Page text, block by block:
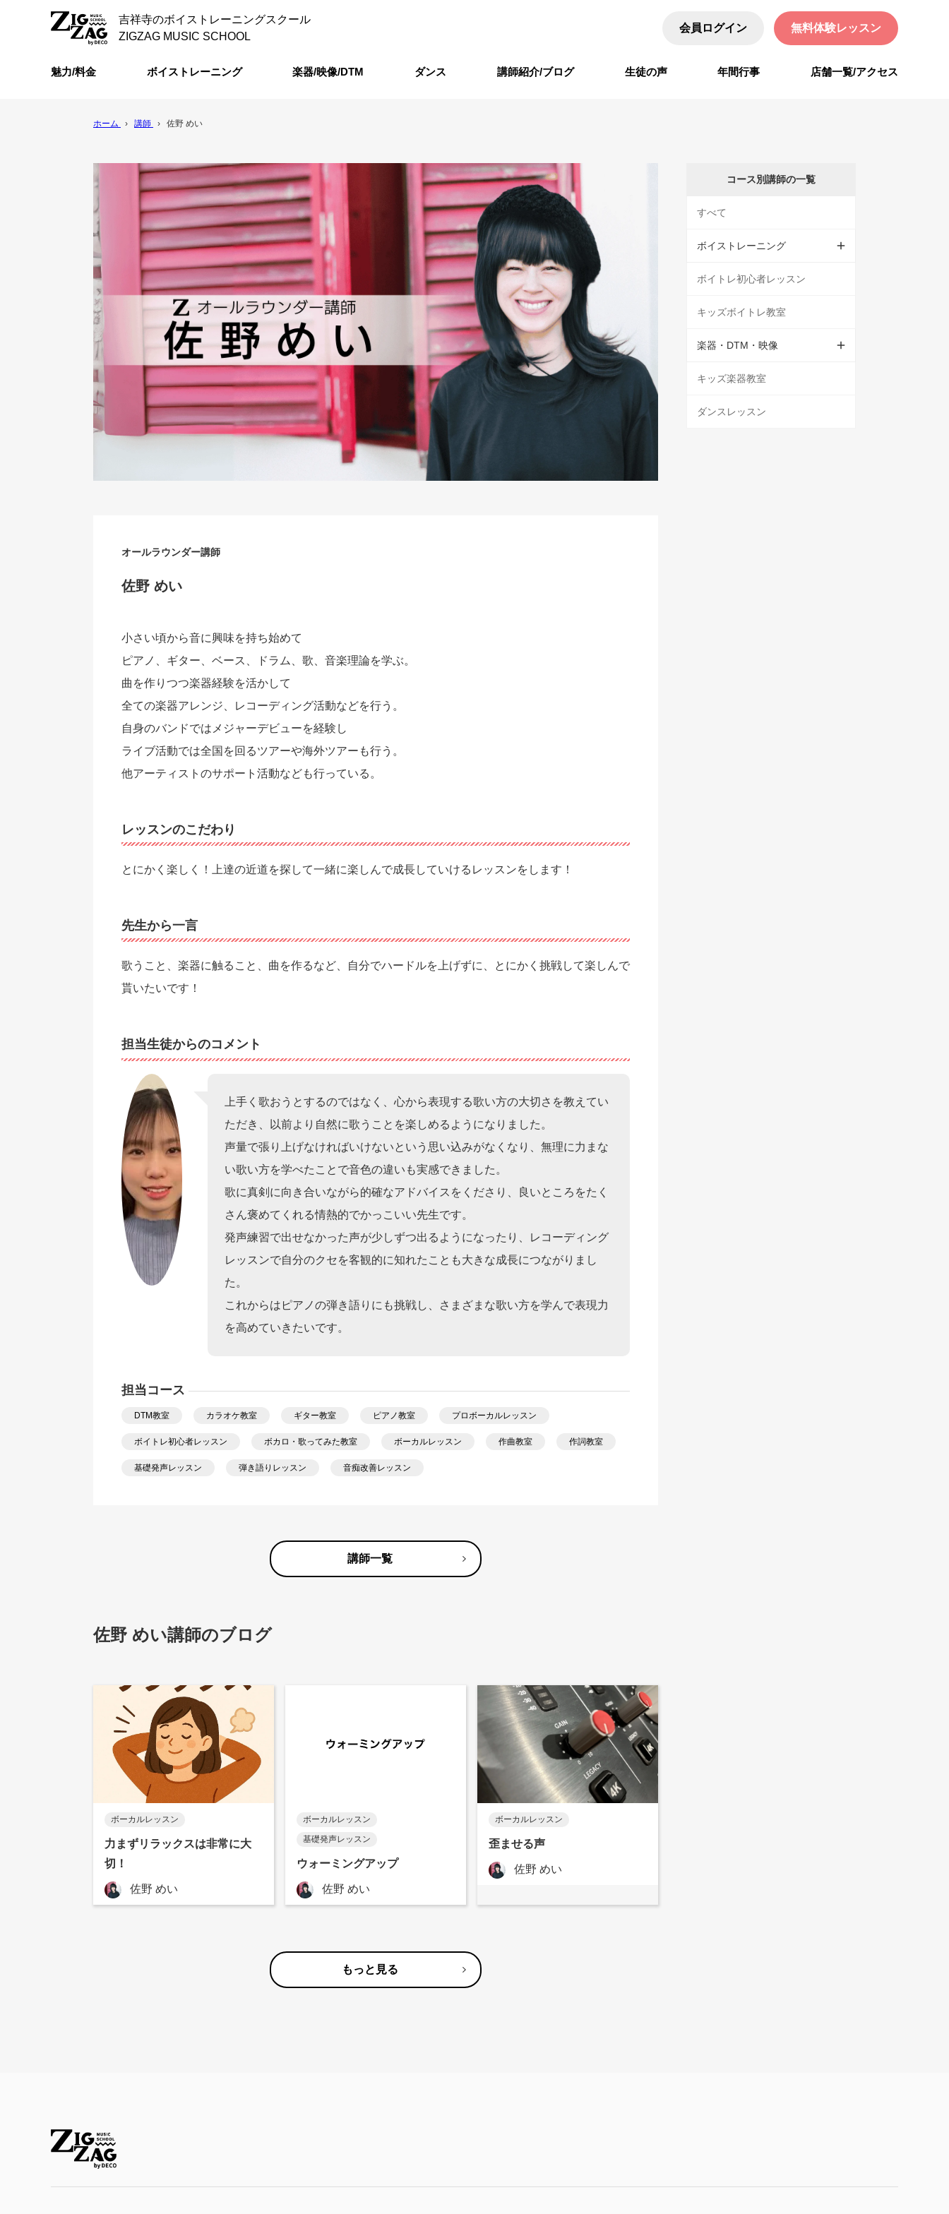
吉祥寺のボイストレーニングスクール
ZIGZAG MUSIC SCHOOL
会員ログイン 無料体験レッスン
魅力/料金 ボイストレーニング 楽器/映像/DTM ダンス 講師紹介/ブログ 生徒の声 年間行事 店舗一覧/アクセス
ホーム › 講師 › 佐野 めい
オールラウンダー講師
佐野 めい
小さい頃から音に興味を持ち始めて
ピアノ、ギター、ベース、ドラム、歌、音楽理論を学ぶ。
曲を作りつつ楽器経験を活かして
全ての楽器アレンジ、レコーディング活動などを行う。
自身のバンドではメジャーデビューを経験し
ライブ活動では全国を回るツアーや海外ツアーも行う。
他アーティストのサポート活動なども行っている。
レッスンのこだわり
とにかく楽しく！上達の近道を探して一緒に楽しんで成長していけるレッスンをします！
先生から一言
歌うこと、楽器に触ること、曲を作るなど、自分でハードルを上げずに、とにかく挑戦して楽しんで
貰いたいです！
担当生徒からのコメント
上手く歌おうとするのではなく、心から表現する歌い方の大切さを教えてい
ただき、以前より自然に歌うことを楽しめるようになりました。
声量で張り上げなければいけないという思い込みがなくなり、無理に力まな
い歌い方を学べたことで音色の違いも実感できました。
歌に真剣に向き合いながら的確なアドバイスをくださり、良いところをたく
さん褒めてくれる情熱的でかっこいい先生です。
発声練習で出せなかった声が少しずつ出るようになったり、レコーディング
レッスンで自分のクセを客観的に知れたことも大きな成長につながりまし
た。
これからはピアノの弾き語りにも挑戦し、さまざまな歌い方を学んで表現力
を高めていきたいです。
担当コース
DTM教室 カラオケ教室 ギター教室 ピアノ教室 プロボーカルレッスン
ボイトレ初心者レッスン ボカロ・歌ってみた教室 ボーカルレッスン 作曲教室 作詞教室
基礎発声レッスン 弾き語りレッスン 音痴改善レッスン
講師一覧
佐野 めい講師のブログ
ボーカルレッスン
力まずリラックスは非常に大
切！
佐野 めい
ボーカルレッスン
基礎発声レッスン
ウォーミングアップ
佐野 めい
ボーカルレッスン
歪ませる声
佐野 めい
もっと見る
コース別講師の一覧
すべて
ボイストレーニング
ボイトレ初心者レッスン
キッズボイトレ教室
楽器・DTM・映像
キッズ楽器教室
ダンスレッスン